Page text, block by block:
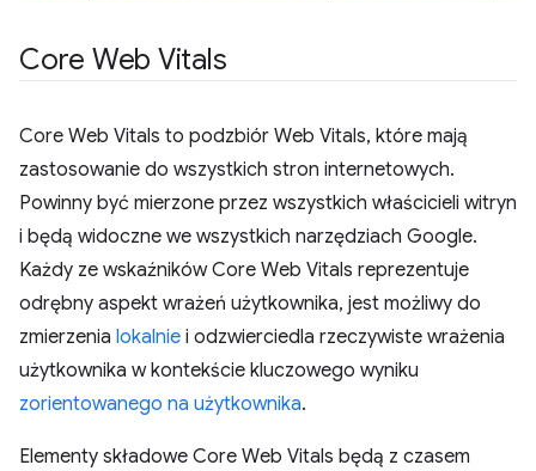
Core Web Vitals
Core Web Vitals to podzbiór Web Vitals, które mają
zastosowanie do wszystkich stron internetowych.
Powinny być mierzone przez wszystkich właścicieli witryn
i będą widoczne we wszystkich narzędziach Google.
Każdy ze wskaźników Core Web Vitals reprezentuje
odrębny aspekt wrażeń użytkownika, jest możliwy do
zmierzenia lokalnie i odzwierciedla rzeczywiste wrażenia
użytkownika w kontekście kluczowego wyniku
zorientowanego na użytkownika.
Elementy składowe Core Web Vitals będą z czasem